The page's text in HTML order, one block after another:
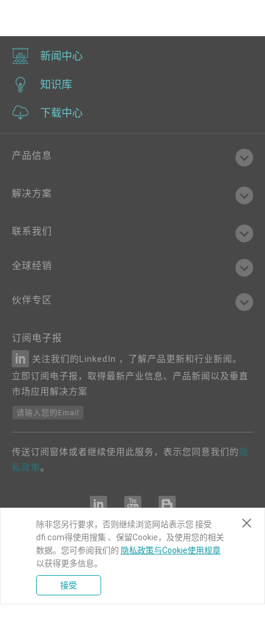
新闻中心
知识库
下载中心
产品信息
解决方案
联系我们
全球经销
伙伴专区
订阅电子报
关注我们的LinkedIn ，了解产品更新和行业新闻。
立即订阅电子报，取得最新产业信息、产品新闻以及垂直
市场应用解决方案
请输入您的Email
传送订阅窗体或者继续使用此服务，表示您同意我们的 隐
私政策。
COPYRIGHT©DFI2024. ALL RIGHTS RESERVED.
|隐私权政策
除非您另行要求，否则继续浏览网站表示您 接受
dfi.com得使用搜集 、保留Cookie，及使用您的相关
数据。您可参阅我们的 隐私政策与Cookie使用规章
以获得更多信息。
接受